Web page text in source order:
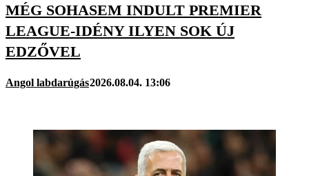
MÉG SOHASEM INDULT PREMIER
LEAGUE-IDÉNY ILYEN SOK ÚJ
EDZŐVEL
Angol labdarúgás2026.08.04. 13:06